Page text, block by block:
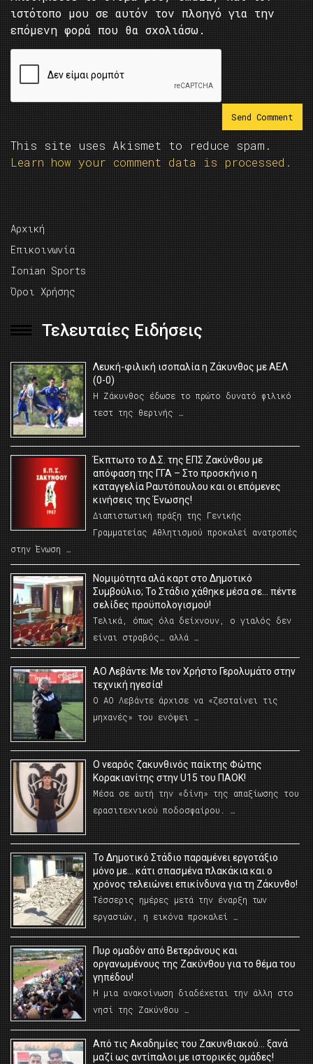
ιστότοπο μου σε αυτόν τον πλοηγό για την
επόμενη φορά που θα σχολιάσω.
This site uses Akismet to reduce spam.
Learn how your comment data is processed.
Αρχική
Επικοινωνία
Ionian Sports
Όροι Χρήσης
Τελευταίες Ειδήσεις
Λευκή-φιλική ισοπαλία η Ζάκυνθος με ΑΕΛ
(0-0)
Η Ζάκυνθος έδωσε το πρώτο δυνατό φιλικό
τεστ της θερινής …
Έκπτωτο το Δ.Σ. της ΕΠΣ Ζακύνθου με
απόφαση της ΓΓΑ – Στο προσκήνιο η
καταγγελία Ραυτόπουλου και οι επόμενες
κινήσεις της Ένωσης!
Διαπιστωτική πράξη της Γενικής
Γραμματείας Αθλητισμού προκαλεί ανατροπές
στην Ένωση …
Νομιμότητα αλά καρτ στο Δημοτικό
Συμβούλιο; Το Στάδιο χάθηκε μέσα σε… πέντε
σελίδες προϋπολογισμού!
Τελικά, όπως όλα δείχνουν, ο γιαλός δεν
είναι στραβός… αλλά …
ΑΟ Λεβάντε: Με τον Χρήστο Γερολυμάτο στην
τεχνική ηγεσία!
Ο ΑΟ Λεβάντε άρχισε να «ζεσταίνει τις
μηχανές» του ενόψει …
O νεαρός ζακυνθινός παίκτης Φώτης
Κορακιανίτης στην U15 του ΠΑΟΚ!
Μέσα σε αυτή την «δίνη» της απαξίωσης του
ερασιτεχνικού ποδοσφαίρου. …
Το Δημοτικό Στάδιο παραμένει εργοτάξιο
μόνο με… κάτι σπασμένα πλακάκια και ο
χρόνος τελειώνει επικίνδυνα για τη Ζάκυνθο!
Τέσσερις ημέρες μετά την έναρξη των
εργασιών, η εικόνα προκαλεί …
Πυρ ομαδόν από Βετεράνους και
οργανωμένους της Ζακύνθου για το θέμα του
γηπέδου!
Η μια ανακοίνωση διαδέχεται την άλλη στο
νησί της Ζακύνθου …
Από τις Ακαδημίες του Ζακυνθιακού… ξανά
μαζί ως αντίπαλοι με ιστορικές ομάδες!